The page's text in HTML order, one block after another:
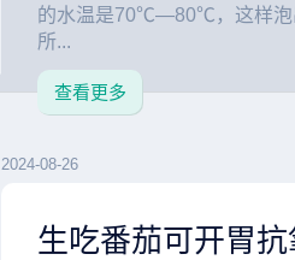
的水温是70℃—80℃，这样泡
所...
查看更多
2024-08-26
生吃番茄可开胃抗